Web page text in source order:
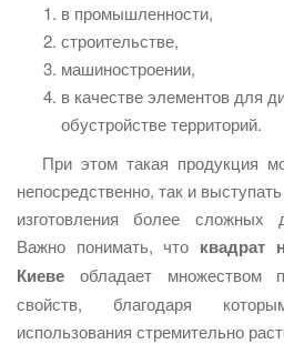
в промышленности,
строительстве,
машиностроении,
в качестве элементов для
обустройстве территорий.
При этом такая продукция
непосредственно, так и
изготовления более сложных
Важно понимать, что квадрат
Киеве обладает множеством
свойств, благодаря
использования стремительно